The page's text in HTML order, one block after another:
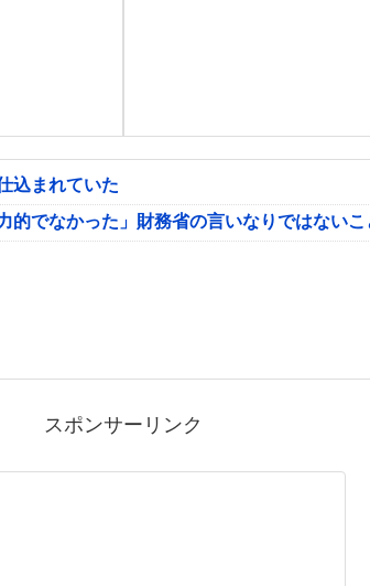
込まれていた
的でなかった」財務省の言いなりではない
スポンサーリンク